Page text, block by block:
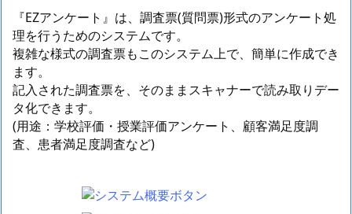
『EZアンケート』は、調査票(質問票)形式のアンケート処
理を行うためのシステムです。
複雑な様式の調査票もこのシステム上で、簡単に作成でき
ます。
記入された調査票を、そのままスキャナーで読み取りデー
タ化できます。
(用途：学校評価・授業評価アンケート、顧客満足度調
査、患者満足度調査など)